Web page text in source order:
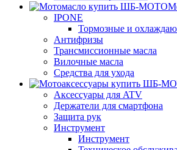
IPONE
Тормозные и
Антифризы
Трансмиссионные масла
Вилочные масла
Средства для ухода
Аксессуары для ATV
Держатели для смартфона
Защита рук
Инструмент
Инструмент